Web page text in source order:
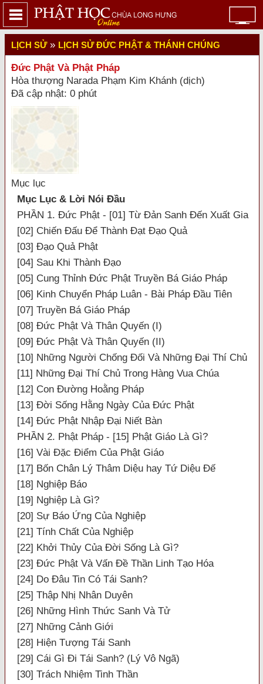
LỊCH SỬ» LỊCH SỬ ĐỨC PHẬT & THÁNH CHÚNG
Đức Phật Và Phật Pháp
Hòa thượng Narada Phạm Kim Khánh (dịch)
Đã cập nhật: 0 phút
Mục lục
Mục Lục & Lời Nói Đầu
PHẦN 1. Đức Phật - [01] Từ Đản Sanh Đến Xuất Gia
[02] Chiến Đấu Để Thành Đạt Đạo Quả
[03] Đạo Quả Phật
[04] Sau Khi Thành Đạo
[05] Cung Thỉnh Đức Phật Truyền Bá Giáo Pháp
[06] Kinh Chuyển Pháp Luân - Bài Pháp Đầu Tiên
[07] Truyền Bá Giáo Pháp
[08] Đức Phật Và Thân Quyến (I)
[09] Đức Phật Và Thân Quyến (II)
[10] Những Người Chống Đối Và Những Đại Thí Chủ
[11] Những Đại Thí Chủ Trong Hàng Vua Chúa
[12] Con Đường Hoằng Pháp
[13] Đời Sống Hằng Ngày Của Đức Phật
[14] Đức Phật Nhập Đại Niết Bàn
PHẦN 2. Phật Pháp - [15] Phật Giáo Là Gì?
[16] Vài Đặc Điểm Của Phật Giáo
[17] Bốn Chân Lý Thâm Diệu hay Tứ Diệu Đế
[18] Nghiệp Báo
[19] Nghiệp Là Gì?
[20] Sự Báo Ứng Của Nghiệp
[21] Tính Chất Của Nghiệp
[22] Khởi Thủy Của Đời Sống Là Gì?
[23] Đức Phật Và Vấn Đề Thần Linh Tạo Hóa
[24] Do Đâu Tin Có Tái Sanh?
[25] Thập Nhị Nhân Duyên
[26] Những Hình Thức Sanh Và Tử
[27] Những Cảnh Giới
[28] Hiện Tượng Tái Sanh
[29] Cái Gì Đi Tái Sanh? (Lý Vô Ngã)
[30] Trách Nhiệm Tinh Thần